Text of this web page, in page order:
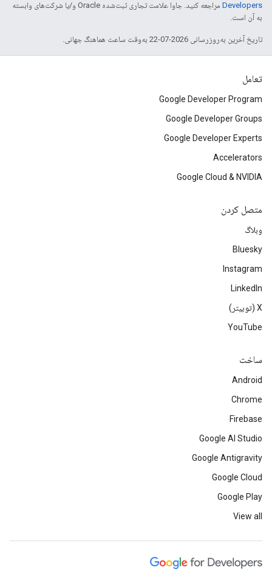
Developers‏
مراجعه کنید. جاوا علامت تجاری ثبت‌شده Oracle و/یا شرکت‌های وابسته
به آن است.
تاریخ آخرین به‌روزرسانی 2026-07-22 به‌وقت ساعت هماهنگ جهانی.
تعامل
Google Developer Program
Google Developer Groups
Google Developer Experts
Accelerators
Google Cloud & NVIDIA
متصل کردن
وبلاگ
Bluesky
Instagram
LinkedIn
‫X (توییتر)
YouTube
ساخت
Android
Chrome
Firebase
Google AI Studio
Google Antigravity
Google Cloud
Google Play
View all